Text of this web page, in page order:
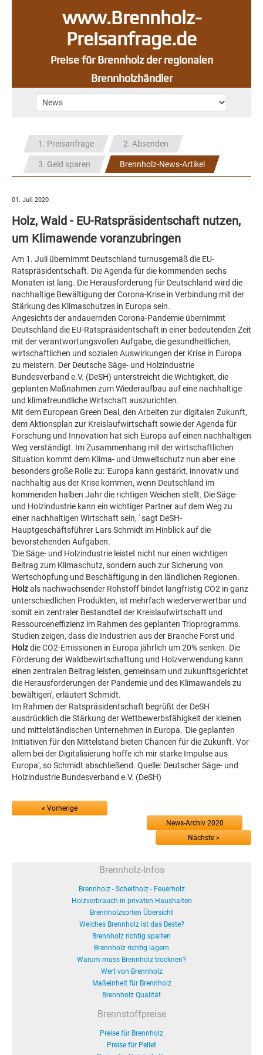
www.Brennholz-
Preisanfrage.de
Preise für Brennholz der regionalen
Brennholzhändler
1. Preisanfrage 2. Absenden
3. Geld sparen Brennholz-News-Artikel
01. Juli 2020
Holz, Wald - EU-Ratspräsidentschaft nutzen,
um Klimawende voranzubringen
Am 1. Juli übernimmt Deutschland turnusgemäß die EU-
Ratspräsidentschaft. Die Agenda für die kommenden sechs
Monaten ist lang. Die Herausforderung für Deutschland wird die
nachhaltige Bewältigung der Corona-Krise in Verbindung mit der
Stärkung des Klimaschutzes in Europa sein.
Angesichts der andauernden Corona-Pandemie übernimmt
Deutschland die EU-Ratspräsidentschaft in einer bedeutenden Zeit
mit der verantwortungsvollen Aufgabe, die gesundheitlichen,
wirtschaftlichen und sozialen Auswirkungen der Krise in Europa
zu meistern. Der Deutsche Säge- und Holzindustrie
Bundesverband e.V. (DeSH) unterstreicht die Wichtigkeit, die
geplanten Maßnahmen zum Wiederaufbau auf eine nachhaltige
und klimafreundliche Wirtschaft auszurichten.
Mit dem European Green Deal, den Arbeiten zur digitalen Zukunft,
dem Aktionsplan zur Kreislaufwirtschaft sowie der Agenda für
Forschung und Innovation hat sich Europa auf einen nachhaltigen
Weg verständigt. Im Zusammenhang mit der wirtschaftlichen
Situation kommt dem Klima- und Umweltschutz nun aber eine
besonders große Rolle zu: 'Europa kann gestärkt, innovativ und
nachhaltig aus der Krise kommen, wenn Deutschland im
kommenden halben Jahr die richtigen Weichen stellt. Die Säge-
und Holzindustrie kann ein wichtiger Partner auf dem Weg zu
einer nachhaltigen Wirtschaft sein, ' sagt DeSH-
Hauptgeschäftsführer Lars Schmidt im Hinblick auf die
bevorstehenden Aufgaben.
'Die Säge- und Holzindustrie leistet nicht nur einen wichtigen
Beitrag zum Klimaschutz, sondern auch zur Sicherung von
Wertschöpfung und Beschäftigung in den ländlichen Regionen.
Holzals nachwachsender Rohstoff bindet langfristig CO2 in ganz
unterschiedlichen Produkten, ist mehrfach wiederverwertbar und
somit ein zentraler Bestandteil der Kreislaufwirtschaft und
Ressourceneffizienz im Rahmen des geplanten Trioprogramms.
Studien zeigen, dass die Industrien aus der Branche Forst und
Holzdie CO2-Emissionen in Europa jährlich um 20% senken. Die
Förderung der Waldbewirtschaftung und Holzverwendung kann
einen zentralen Beitrag leisten, gemeinsam und zukunftsgerichtet
die Herausforderungen der Pandemie und des Klimawandels zu
bewältigen', erläutert Schmidt.
Im Rahmen der Ratspräsidentschaft begrüßt der DeSH
ausdrücklich die Stärkung der Wettbewerbsfähigkeit der kleinen
und mittelständischen Unternehmen in Europa. 'Die geplanten
Initiativen für den Mittelstand bieten Chancen für die Zukunft. Vor
allem bei der Digitalisierung hoffe ich mir starke Impulse aus
Europa', so Schmidt abschließend. Quelle: Deutscher Säge- und
Holzindustrie Bundesverband e.V. (DeSH)
« Vorherige
News-Archiv 2020
Nächste »
Brennholz-Infos
Brennholz - Scheitholz - Feuerholz
Holzverbrauch in privaten Haushalten
Brennholzsorten Übersicht
Welches Brennholz ist das Beste?
Brennholz richtig spalten
Brennholz richtig lagern
Warum muss Brennholz trocknen?
Wert von Brennholz
Maßeinheit für Brennholz
Brennholz Qualität
Brennstoffpreise
Preise für Brennholz
Preise für Pellet